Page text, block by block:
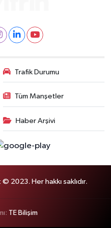
Trafik Durumu
Tüm Manşetler
Haber Arşivi
2023. Her hakkı saklıdır.
TE Bilişim